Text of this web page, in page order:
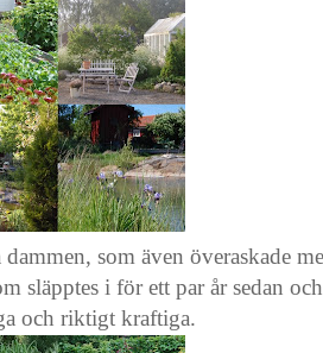
som även överaskade
släpptes i för ett par år sedan
och riktigt kraftiga.